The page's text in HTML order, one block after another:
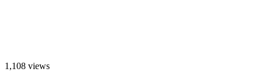
1,108 views